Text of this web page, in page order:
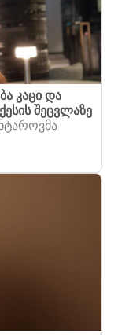
კაცი და
შეცვლაზე